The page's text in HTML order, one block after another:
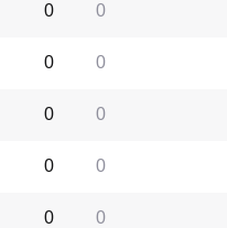
0
0
0
0
0
0
0
0
0
0